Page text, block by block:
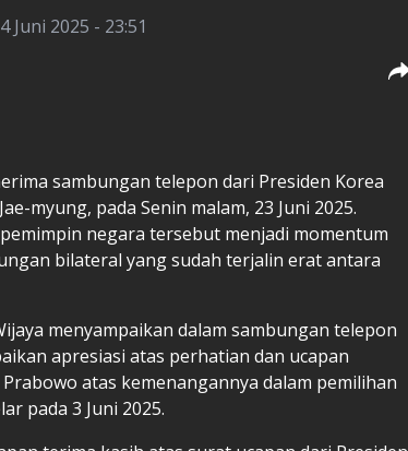
Juni 2025 - 23:51
sambungan telepon dari Presiden Korea
myung, pada Senin malam, 23 Juni 2025.
negara tersebut menjadi momentum
bilateral yang sudah terjalin erat antara
menyampaikan dalam sambungan telepon
apresiasi atas perhatian dan ucapan
atas kemenangannya dalam pemilihan
pada 3 Juni 2025.